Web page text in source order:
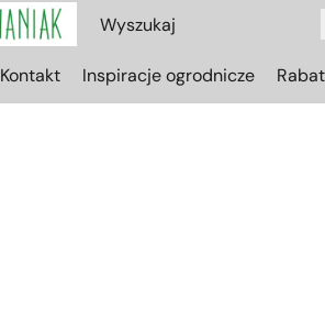
Kontakt Inspiracje ogrodnicze